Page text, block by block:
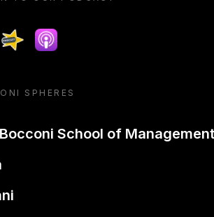
SpreakerApple podcast
SPHERES
School of Management